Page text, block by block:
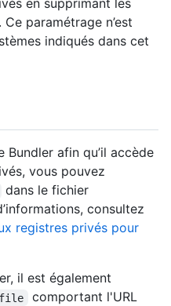
en supprimant les
paramétrage n’est
indiqués dans cet
Bundler afin qu’il accède
vous pouvez
dans le fichier
consultez
registres privés pour
il est également
comportant l'URL